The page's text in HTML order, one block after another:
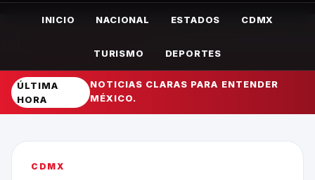
INICIO NACIONAL ESTADOS CDMX
TURISMO DEPORTES
ÚLTIMA
HORA
NOTICIAS CLARAS PARA ENTENDER
MÉXICO.
CDMX